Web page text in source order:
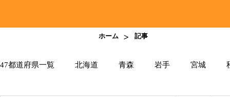
ホーム > 記事
47都道府県一覧 北海道 青森 岩手 宮城